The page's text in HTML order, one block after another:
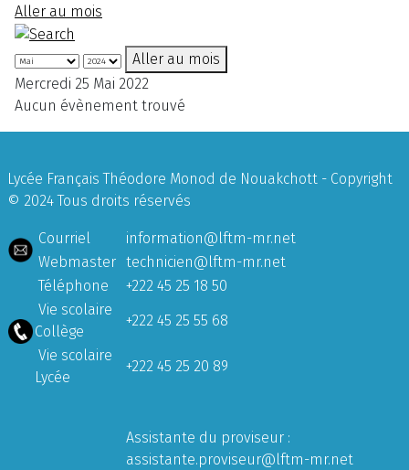
Aller au mois
Aller au mois
Mercredi 25 Mai 2022
Aucun évènement trouvé
Lycée Français Théodore Monod de Nouakchott - Copyright
© 2024 Tous droits réservés
Courriel
information@lftm-mr.net
Webmaster technicien@lftm-mr.net
Téléphone
+222 45 25 18 50
Vie scolaire
Collège
+222 45 25 55 68
Vie scolaire
Lycée
+222 45 25 20 89
Assistante du proviseur :
assistante.proviseur@lftm-mr.net